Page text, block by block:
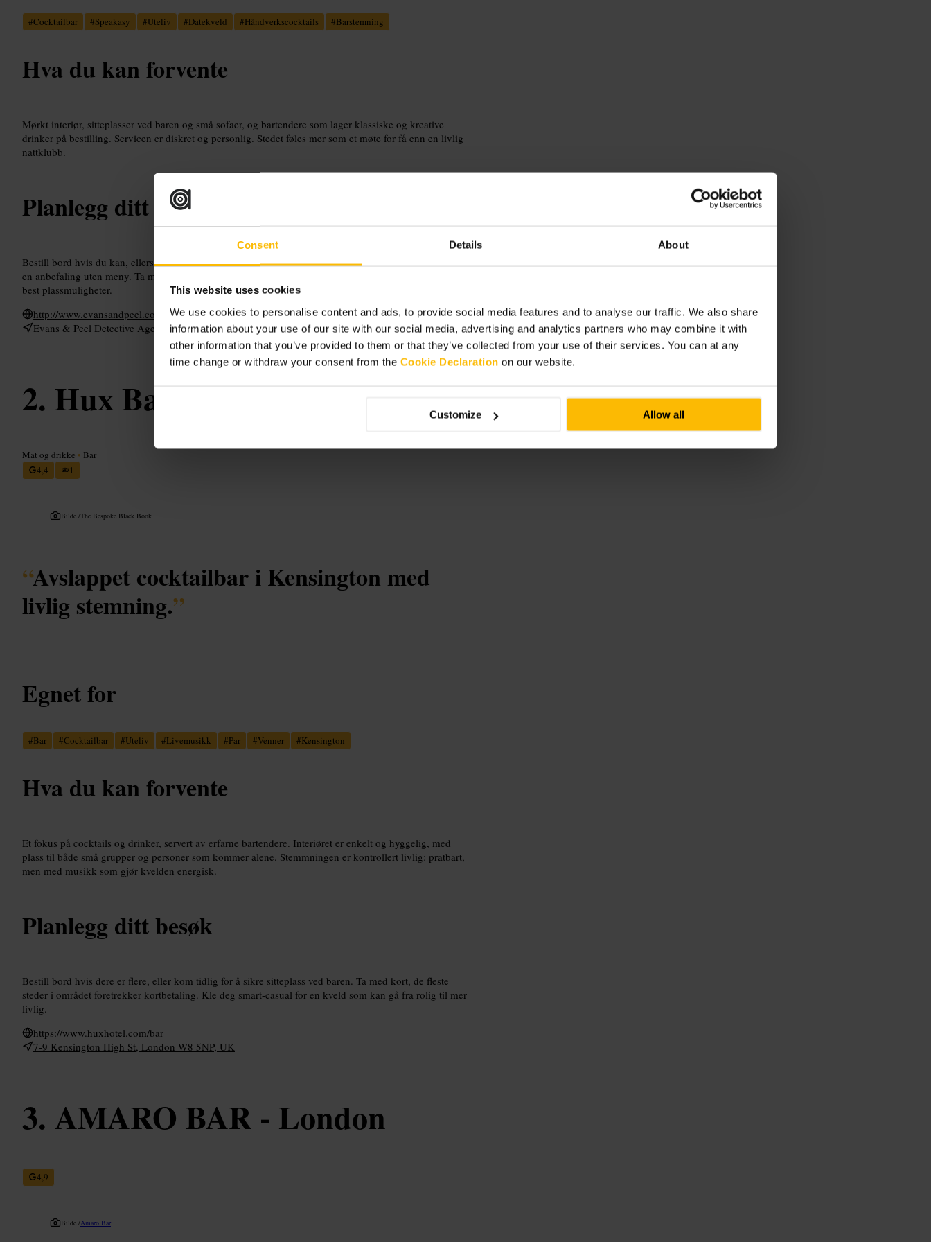
Consent Details About
This website uses cookies
We use cookies to personalise content and ads, to provide social media features and to analyse our traffic. We also share
information about your use of our site with our social media, advertising and analytics partners who may combine it with
other information that you’ve provided to them or that they’ve collected from your use of their services. You can at any
time change or withdraw your consent from the Cookie Declaration on our website.
Customize Allow all
#Cocktailbar #Speakasy #Uteliv #Datekveld #Håndverkscocktails #Barstemning
Hva du kan forvente
Mørkt interiør, sitteplasser ved baren og små sofaer, og bartendere som lager klassiske og kreative
drinker på bestilling. Servicen er diskret og personlig. Stedet føles mer som et møte for få enn en livlig
nattklubb.
Planlegg ditt besøk
Bestill bord hvis du kan, ellers kom tidlig for å unngå kø. Fortell bartenderen hva du liker, så får du ofte
en anbefaling uten meny. Ta med gyldig ID. Kle deg pent, men komfortabelt, og gå i en liten gruppe for
best plassmuligheter.
http://www.evansandpeel.com/
Evans & Peel Detective Agency, 310c Earls Ct Rd, London SW5 9BA, UK
Hux Bar
Mat og drikke • Bar
4,4
1
Bilde /The Bespoke Black Book
“Avslappet cocktailbar i Kensington med
livlig stemning.”
Egnet for
#Bar #Cocktailbar #Uteliv #Livemusikk #Par #Venner #Kensington
Hva du kan forvente
Et fokus på cocktails og drinker, servert av erfarne bartendere. Interiøret er enkelt og hyggelig, med
plass til både små grupper og personer som kommer alene. Stemmningen er kontrollert livlig: pratbart,
men med musikk som gjør kvelden energisk.
Planlegg ditt besøk
Bestill bord hvis dere er flere, eller kom tidlig for å sikre sitteplass ved baren. Ta med kort, de fleste
steder i området foretrekker kortbetaling. Kle deg smart-casual for en kveld som kan gå fra rolig til mer
livlig.
https://www.huxhotel.com/bar
7-9 Kensington High St, London W8 5NP, UK
AMARO BAR - London
4,9
Bilde /Amaro Bar